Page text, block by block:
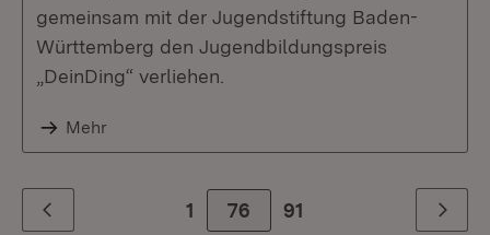
gemeinsam mit der Jugendstiftung Baden-
Württemberg den Jugendbildungspreis
„DeinDing“ verliehen.
Mehr
Zurück 1 76 Zur letzte Seite
91 Weiter